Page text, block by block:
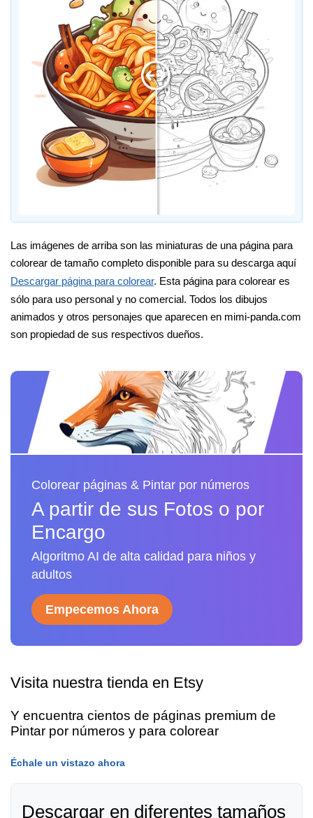
Las imágenes de arriba son las miniaturas de una página para
colorear de tamaño completo disponible para su descarga aquí
Descargar página para colorear. Esta página para colorear es
sólo para uso personal y no comercial. Todos los dibujos
animados y otros personajes que aparecen en mimi-panda.com
son propiedad de sus respectivos dueños.
Colorear páginas & Pintar por números
A partir de sus Fotos o por
Encargo
Algoritmo AI de alta calidad para niños y
adultos
Empecemos Ahora
Visita nuestra tienda en Etsy
Y encuentra cientos de páginas premium de
Pintar por números y para colorear
Échale un vistazo ahora
Descargar en diferentes tamaños